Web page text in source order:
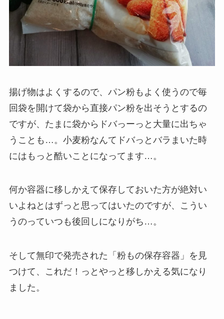
揚げ物はよくするので、パン粉もよく使うので毎
回袋を開けて袋から直接パン粉を出そうとするの
ですが、たまに袋からドバっーっと大量に出ちゃ
うことも…。小麦粉なんてドバっとバラまいた時
にはもっと酷いことになってます…。
何か容器に移しかえて保存しておいた方が絶対い
いよねとはずっと思ってはいたのですが、こうい
うのっていつも後回しになりがち…。
そして無印で発売された「粉もの保存容器」を見
つけて、これだ！っとやっと移しかえる気になり
ました。